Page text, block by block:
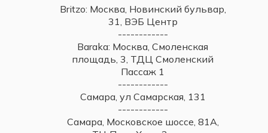
Britzo: Москва, Новинский бульвар,
31, ВЭБ Центр
------------
Baraka: Москва, Смоленская
площадь, 3, ТДЦ Смоленский
Пассаж 1
------------
Самара, ул Самарская, 131
------------
Самара, Московское шоссе, 81А,